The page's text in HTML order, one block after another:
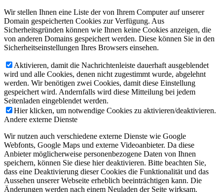
Wir stellen Ihnen eine Liste der von Ihrem Computer auf unserer
Domain gespeicherten Cookies zur Verfügung. Aus
Sicherheitsgründen können wie Ihnen keine Cookies anzeigen, die
von anderen Domains gespeichert werden. Diese können Sie in den
Sicherheitseinstellungen Ihres Browsers einsehen.
Aktivieren, damit die Nachrichtenleiste dauerhaft ausgeblendet
wird und alle Cookies, denen nicht zugestimmt wurde, abgelehnt
werden. Wir benötigen zwei Cookies, damit diese Einstellung
gespeichert wird. Andernfalls wird diese Mitteilung bei jedem
Seitenladen eingeblendet werden.
Hier klicken, um notwendige Cookies zu aktivieren/deaktivieren.
Andere externe Dienste
Wir nutzen auch verschiedene externe Dienste wie Google
Webfonts, Google Maps und externe Videoanbieter. Da diese
Anbieter möglicherweise personenbezogene Daten von Ihnen
speichern, können Sie diese hier deaktivieren. Bitte beachten Sie,
dass eine Deaktivierung dieser Cookies die Funktionalität und das
Aussehen unserer Webseite erheblich beeinträchtigen kann. Die
Änderungen werden nach einem Neuladen der Seite wirksam.